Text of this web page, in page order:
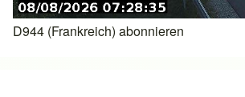
D944 (Frankreich) abonnieren